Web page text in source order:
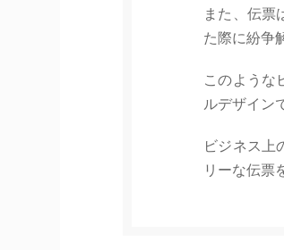
また、伝票
た際に紛争
このような
ルデザイン
ビジネス上
リーな伝票